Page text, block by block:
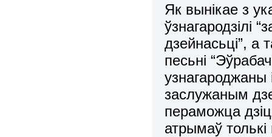
Як вынікае з
ўзнагародзілі
дзейнасьці”, а
песьні
узнагароджаны
заслужаным
пераможца
атрымаў